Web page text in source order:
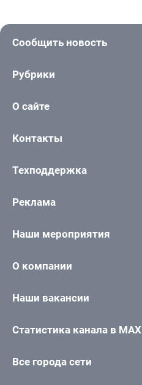
Сообщить новость
Рубрики
О сайте
Контакты
Техподдержка
Реклама
Наши мероприятия
О компании
Наши вакансии
Статистика канала в MAX
Все города сети